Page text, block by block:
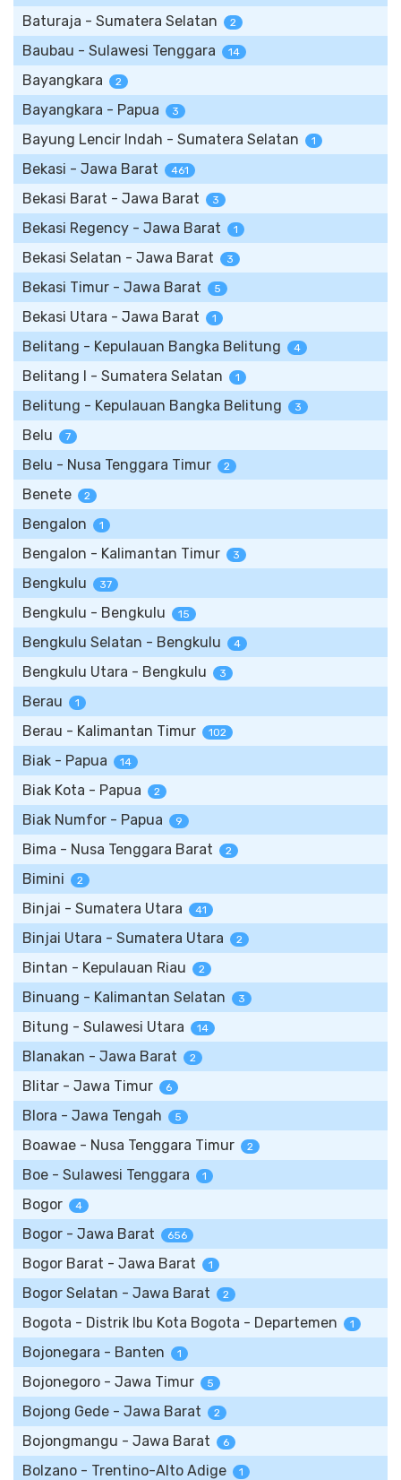
Baturaja - Sumatera Selatan 2
Baubau - Sulawesi Tenggara 14
Bayangkara 2
Bayangkara - Papua 3
Bayung Lencir Indah - Sumatera Selatan 1
Bekasi - Jawa Barat 461
Bekasi Barat - Jawa Barat 3
Bekasi Regency - Jawa Barat 1
Bekasi Selatan - Jawa Barat 3
Bekasi Timur - Jawa Barat 5
Bekasi Utara - Jawa Barat 1
Belitang - Kepulauan Bangka Belitung 4
Belitang I - Sumatera Selatan 1
Belitung - Kepulauan Bangka Belitung 3
Belu 7
Belu - Nusa Tenggara Timur 2
Benete 2
Bengalon 1
Bengalon - Kalimantan Timur 3
Bengkulu 37
Bengkulu - Bengkulu 15
Bengkulu Selatan - Bengkulu 4
Bengkulu Utara - Bengkulu 3
Berau 1
Berau - Kalimantan Timur 102
Biak - Papua 14
Biak Kota - Papua 2
Biak Numfor - Papua 9
Bima - Nusa Tenggara Barat 2
Bimini 2
Binjai - Sumatera Utara 41
Binjai Utara - Sumatera Utara 2
Bintan - Kepulauan Riau 2
Binuang - Kalimantan Selatan 3
Bitung - Sulawesi Utara 14
Blanakan - Jawa Barat 2
Blitar - Jawa Timur 6
Blora - Jawa Tengah 5
Boawae - Nusa Tenggara Timur 2
Boe - Sulawesi Tenggara 1
Bogor 4
Bogor - Jawa Barat 656
Bogor Barat - Jawa Barat 1
Bogor Selatan - Jawa Barat 2
Bogota - Distrik Ibu Kota Bogota - Departemen 1
Bojonegara - Banten 1
Bojonegoro - Jawa Timur 5
Bojong Gede - Jawa Barat 2
Bojongmangu - Jawa Barat 6
Bolzano - Trentino-Alto Adige 1